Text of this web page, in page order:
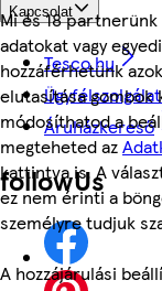
Mi és 18
adatokat vagy
hozzáférhetünk
elutasítása gombok
módosíthatod a
megteheted az
kattintva is. A
ez nem érinti a
személyre tudjuk
A hozzájárulási
Kapcsolat
Tesco.hu
Áruházkereső
followUs